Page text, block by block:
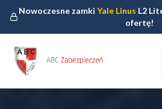
Nowoczesne zamkiYale Linus L2
ofertę!